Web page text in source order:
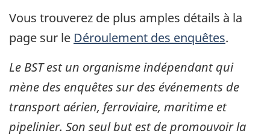
Vous trouverez de plus amples détails à la
page sur le Déroulement des enquêtes.
Le BST est un organisme indépendant qui
mène des enquêtes sur des événements de
transport aérien, ferroviaire, maritime et
pipelinier. Son seul but est de promouvoir la